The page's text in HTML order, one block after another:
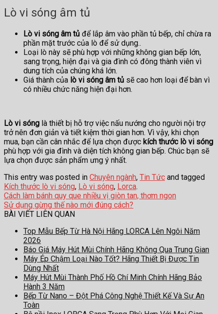
Lò vi sóng âm tủ
Lò vi sóng âm tủ để lắp âm vào phần tủ bếp, chỉ chừa ra
phần mặt trước của lò để sử dụng..
Loại lò này sẽ phù hợp với những không gian bếp lớn,
sang trọng, hiện đại và gia đình có đông thành viên vì
dung tích của chúng khá lớn.
Giá thành của lò vi sóng âm tủ sẽ cao hơn loại để bàn vì
có nhiều chức năng hiện đại hơn.
Lò vi sóng là thiết bị hỗ trợ việc nấu nướng cho người nội trợ
trở nên đơn giản và tiết kiệm thời gian hơn. Vì vậy, khi chọn
mua, bạn cần cân nhắc để lựa chọn được kích thước lò vi sóng
phù hợp với gia đình và diện tích không gian bếp. Chúc bạn sẽ
lựa chọn được sản phẩm ưng ý nhất.
This entry was posted in Chuyên ngành, Tin Tức and tagged
Kích thước lò vi sóng, Lò vi sóng, Lorca.
Cách làm bánh quy que nhiều vị giòn tan, thơm ngon
Sử dụng gừng thế nào mới đúng cách?
BÀI VIẾT LIÊN QUAN
Top Mẫu Bếp Từ Hà Nội Hãng LORCA Lên Ngôi Năm
2026
Báo Giá Máy Hút Mùi Chính Hãng Không Qua Trung Gian
Máy Ép Chậm Loại Nào Tốt? Hãng Thiết Bị Được Tin
Dùng Nhất
Máy Hút Mùi Thành Phố Hồ Chí Minh Chính Hãng Bảo
Hành 3 Năm
Bếp Từ Nano – Đột Phá Công Nghệ Thiết Kế Và Sự An
Toàn